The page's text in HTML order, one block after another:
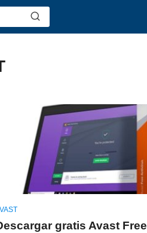
gratis Avast Free